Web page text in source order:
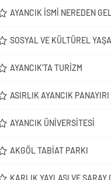
AYANCIK İSMI NEREDEN
SOSYAL VE KÜLTÜREL
AYANCIK’TA TURIZM
ASIRLIK AYANCIK PANAYIRI
AYANCIK ÜNIVERSITESI
AKGÖL TABIAT PARKI
KARLIK YAYLASI VE SARAY